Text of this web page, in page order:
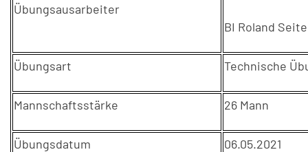
Übungsausarbeiter
BI Roland
Übungsart Technische
Mannschaftsstärke 26 Mann
Übungsdatum 06.05.2021